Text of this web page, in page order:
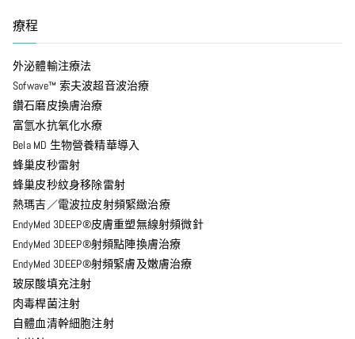
療程
外泌體輸注療法
Sofwave™ 索夫波超音波治療
鑽石磨皮換膚治療
富氫水抗氧化水療
Bela MD 生物營養精華導入
蜂巢皮秒雷射
蜂巢皮秒紋身移除雷射
熱瑪吉／電波拉皮射頻緊緻治療
EndyMed 3DEEP®皮膚重塑無線射頻微針
EndyMed 3DEEP®射頻點陣換膚治療
EndyMed 3DEEP®射頻緊膚及嫩膚治療
玻尿酸填充注射
肉毒桿菌注射
自體血清幹細胞注射